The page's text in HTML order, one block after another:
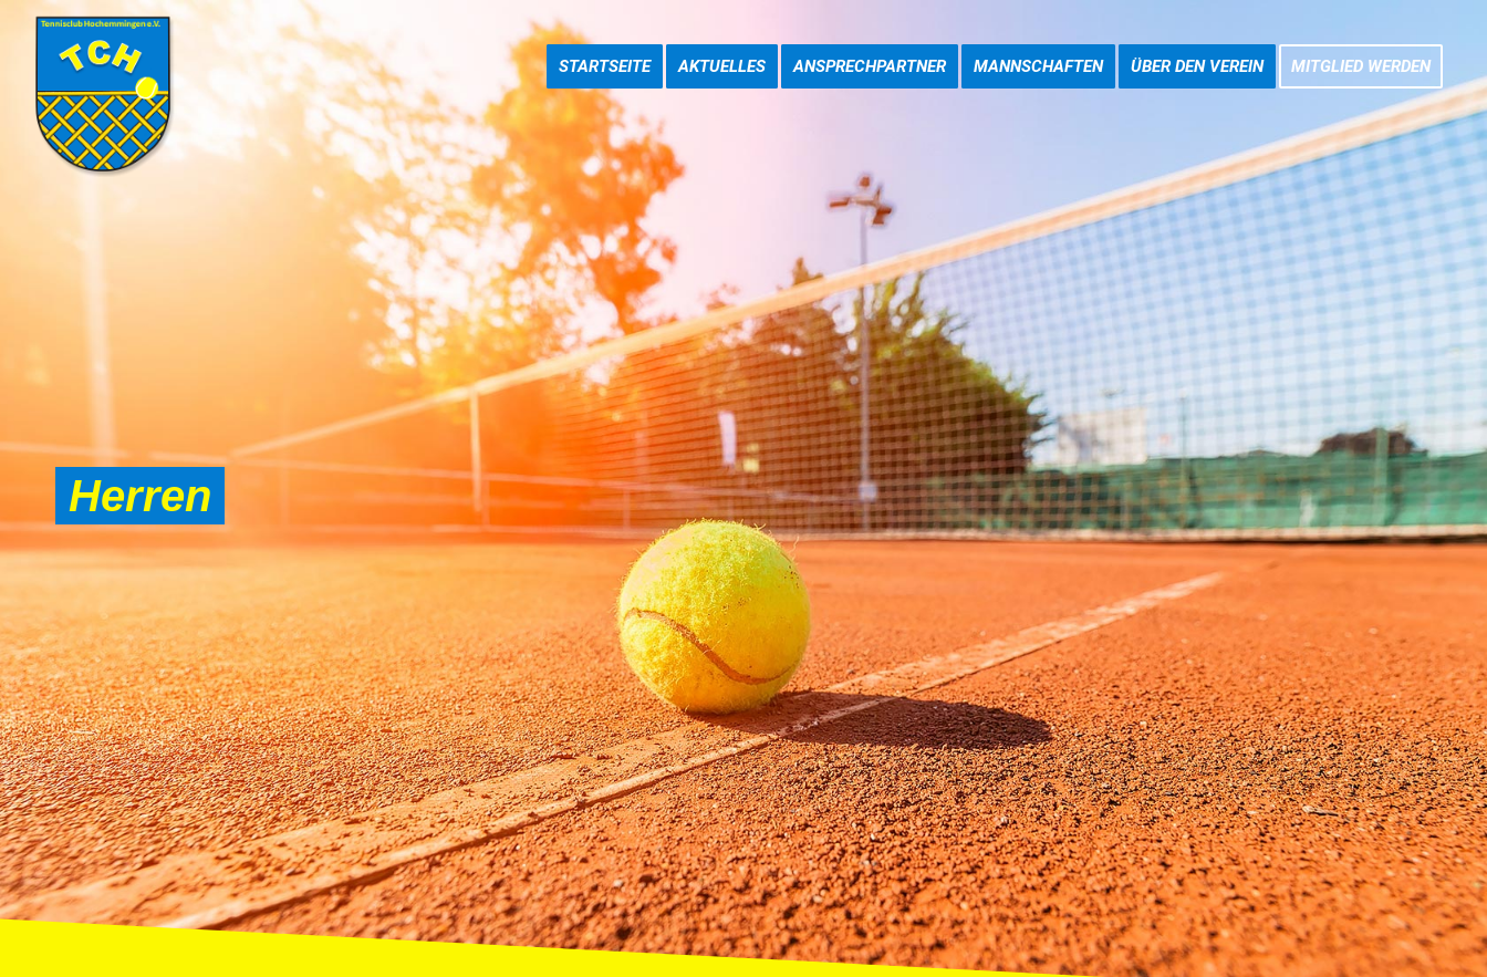
STARTSEITE AKTUELLES ANSPRECHPARTNER MANNSCHAFTEN ÜBER DEN VEREIN MITGLIED WERDEN
Herren